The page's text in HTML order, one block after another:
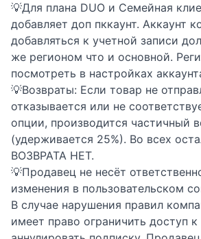
💡Для плана DUO и Семейная
добавляет доп пккаунт. Аккаунт
добавляться к учетной записи
же регионом что и основной.
посмотреть в настройках
💡Возвраты: Если товар не
отказывается или не
опции, производится частичный
(удерживается 25%). Во всех
ВОЗВРАТА НЕТ.
💡Продавец не несёт
изменения в пользовательском
В случае нарушения правил
имеет право ограничить доступ к